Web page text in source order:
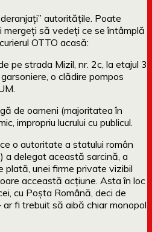
autorităţile. Poate
mergeţi să vedeţi ce se întâmplă
OTTO acasă:
pe strada Mizil, nr. 2c, la etajul 3
o clădire pompos
de oameni (majoritatea în
impropriu lucrului cu publicul.
o autoritate a statului român
a delegat această sarcină, a
plată, unei firme private vizibil
acceastă acţiune. Asta în loc
cu Poşta Română, deci de
fi trebuit să aibă chiar monopol